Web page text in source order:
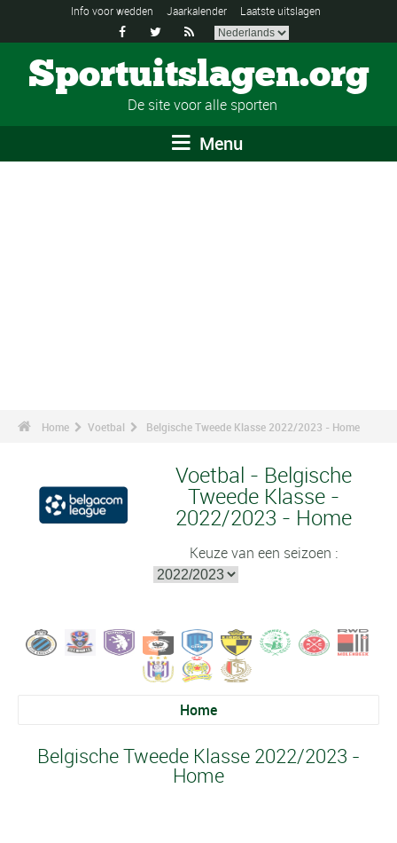
Info voor wedden Jaarkalender Laatste uitslagen
  
Sportuitslagen.org
De site voor alle sporten
Menu
Home Voetbal Belgische Tweede Klasse 2022/2023 - Home
Voetbal - Belgische
Tweede Klasse -
2022/2023 - Home
Keuze van een seizoen :
Home
Belgische Tweede Klasse 2022/2023 -
Home